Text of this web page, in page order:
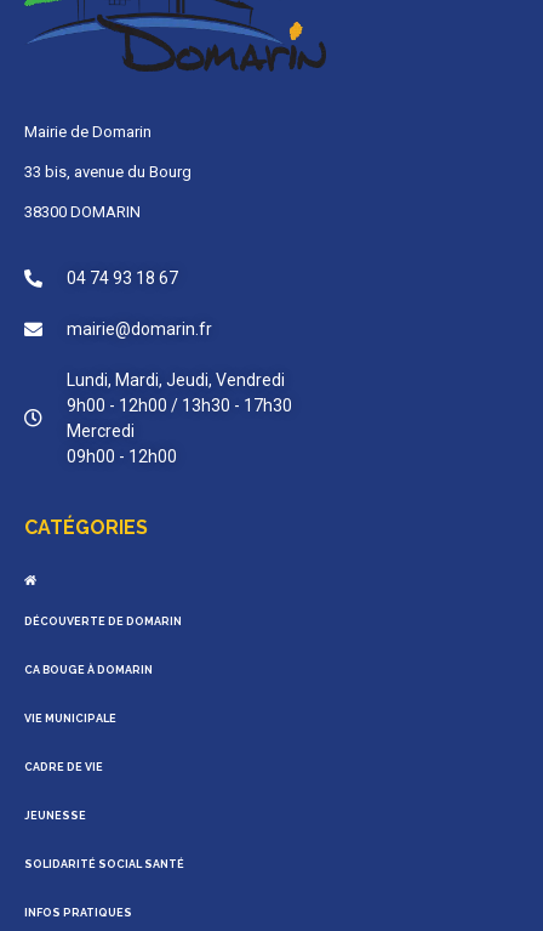
Mairie de Domarin
33 bis, avenue du Bourg
38300 DOMARIN
04 74 93 18 67
mairie@domarin.fr
Lundi, Mardi, Jeudi, Vendredi
9h00 - 12h00 / 13h30 - 17h30
Mercredi
09h00 - 12h00
CATÉGORIES
DÉCOUVERTE DE DOMARIN
CA BOUGE À DOMARIN
VIE MUNICIPALE
CADRE DE VIE
JEUNESSE
SOLIDARITÉ SOCIAL SANTÉ
INFOS PRATIQUES